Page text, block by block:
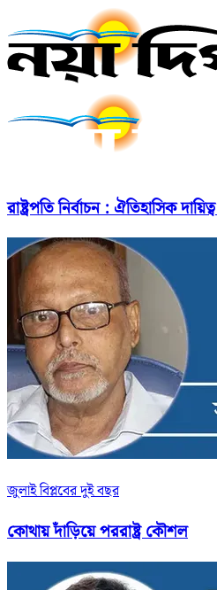
রাষ্ট্রপতি নির্বাচন : ঐতিহাসিক
জুলাই বিপ্লবের দুই বছর
কোথায় দাঁড়িয়ে পররাষ্ট্র কৌশল